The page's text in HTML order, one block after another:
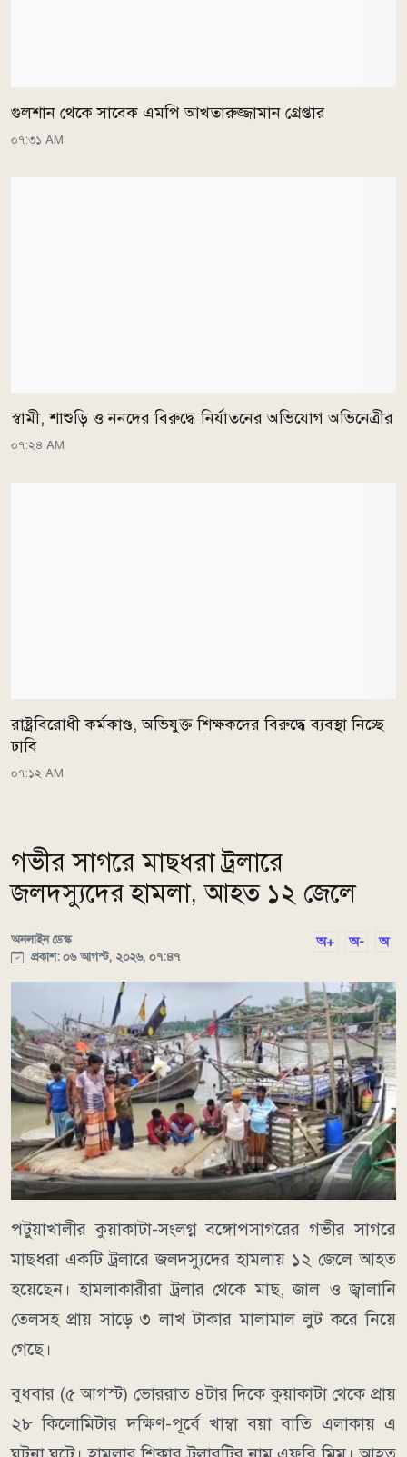
গুলশান থেকে সাবেক এমপি আখতারুজ্জামান গ্রেপ্তার
০৭:৩১ AM
স্বামী, শাশুড়ি ও ননদের বিরুদ্ধে নির্যাতনের অভিযোগ অভিনেত্রীর
০৭:২৪ AM
রাষ্ট্রবিরোধী কর্মকাণ্ড, অভিযুক্ত শিক্ষকদের বিরুদ্ধে ব্যবস্থা নিচ্ছে
ঢাবি
০৭:১২ AM
গভীর সাগরে মাছধরা ট্রলারে
জলদস্যুদের হামলা, আহত ১২ জেলে
অনলাইন ডেস্ক
প্রকাশ: ০৬ আগস্ট, ২০২৬, ০৭:৪৭
অ+ অ- অ
পটুয়াখালীর কুয়াকাটা-সংলগ্ন বঙ্গোপসাগরের গভীর সাগরে
মাছধরা একটি ট্রলারে জলদস্যুদের হামলায় ১২ জেলে আহত
হয়েছেন। হামলাকারীরা ট্রলার থেকে মাছ, জাল ও জ্বালানি
তেলসহ প্রায় সাড়ে ৩ লাখ টাকার মালামাল লুট করে নিয়ে
গেছে।
বুধবার (৫ আগস্ট) ভোররাত ৪টার দিকে কুয়াকাটা থেকে প্রায়
২৮ কিলোমিটার দক্ষিণ-পূর্বে খাম্বা বয়া বাতি এলাকায় এ